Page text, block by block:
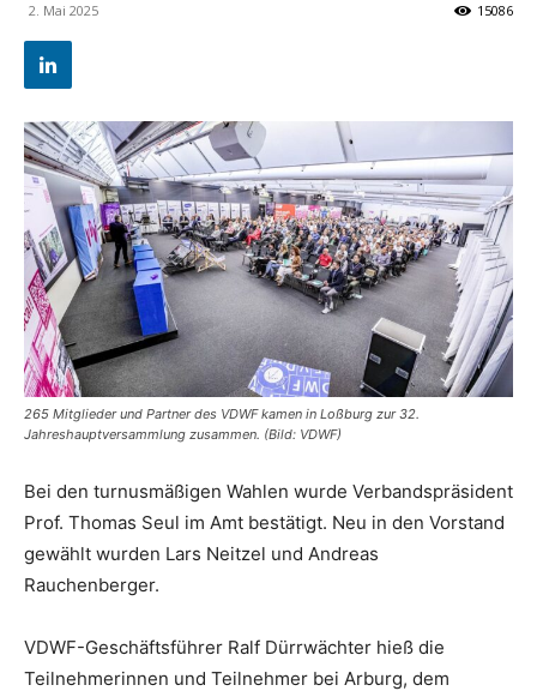
2. Mai 2025 15086
265 Mitglieder und Partner des VDWF kamen in Loßburg zur 32.
Jahreshauptversammlung zusammen. (Bild: VDWF)
Bei den turnusmäßigen Wahlen wurde Verbandspräsident
Prof. Thomas Seul im Amt bestätigt. Neu in den Vorstand
gewählt wurden Lars Neitzel und Andreas
Rauchenberger.
VDWF-Geschäftsführer Ralf Dürrwächter hieß die
Teilnehmerinnen und Teilnehmer bei Arburg, dem